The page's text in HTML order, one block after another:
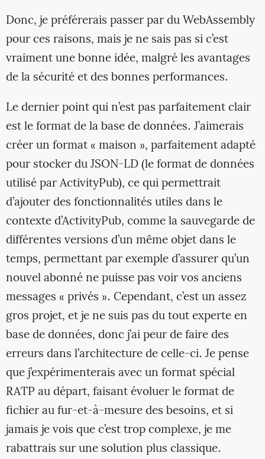
Donc, je préférerais passer par du WebAssembly
pour ces raisons, mais je ne sais pas si c’est
vraiment une bonne idée, malgré les avantages
de la sécurité et des bonnes performances.
Le dernier point qui n’est pas parfaitement clair
est le format de la base de données. J’aimerais
créer un format « maison », parfaitement adapté
pour stocker du JSON-LD (le format de données
utilisé par ActivityPub), ce qui permettrait
d’ajouter des fonctionnalités utiles dans le
contexte d’ActivityPub, comme la sauvegarde de
différentes versions d’un même objet dans le
temps, permettant par exemple d’assurer qu’un
nouvel abonné ne puisse pas voir vos anciens
messages « privés ». Cependant, c’est un assez
gros projet, et je ne suis pas du tout experte en
base de données, donc j’ai peur de faire des
erreurs dans l’architecture de celle-ci. Je pense
que j’expérimenterais avec un format spécial
RATP au départ, faisant évoluer le format de
fichier au fur-et-à-mesure des besoins, et si
jamais je vois que c’est trop complexe, je me
rabattrais sur une solution plus classique.